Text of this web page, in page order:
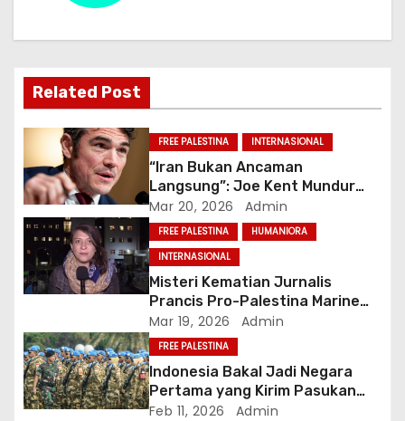
s
p
o
s
Related Post
FREE PALESTINA INTERNASIONAL
“Iran Bukan Ancaman
Langsung”: Joe Kent Mundur
dan Tuduh Trump Tertekan Lobi
Israel
Mar 20, 2026 Admin
FREE PALESTINA
HUMANIORA
INTERNASIONAL
Misteri Kematian Jurnalis
Prancis Pro-Palestina Marine
Vlahovic saat Investigasi
Genosida Gaza
Mar 19, 2026 Admin
FREE PALESTINA
Indonesia Bakal Jadi Negara
Pertama yang Kirim Pasukan
Asing ke Gaza dalam Misi ISF
Feb 11, 2026 Admin